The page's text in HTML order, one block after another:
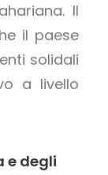
Il
il paese
solidali
a livello
e degli